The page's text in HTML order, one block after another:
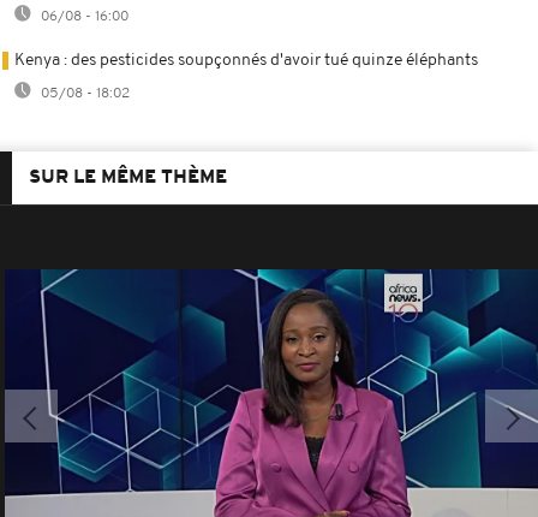
06/08 - 16:00
Kenya : des pesticides soupçonnés d'avoir tué quinze éléphants
05/08 - 18:02
SUR LE MÊME THÈME